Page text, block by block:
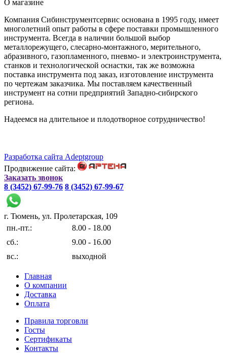
О магазине
Компания Сибинструментсервис основана в 1995 году, имеет
многолетний опыт работы в сфере поставки промышленного
инструмента. Всегда в наличии большой выбор
металлорежущего, слесарно-монтажного, мерительного,
абразивного, газопламенного, пневмо- и электроинструмента,
станков и технологической оснастки, так же возможна
поставка инструмента под заказ, изготовление инструмента
по чертежам заказчика. Мы поставляем качественный
инструмент на сотни предприятий Западно-сибирского
региона.
Надеемся на длительное и плодотворное сотрудничество!
Разработка сайта Adeptgroup
Продвижение сайта:
Заказать звонок
8 (3452) 67-99-76 8 (3452) 67-99-67
г. Тюмень, ул. Пролетарская, 109
пн.-пт.:
8.00 - 18.00
сб.:
9.00 - 16.00
вс.:
выходной
Главная
О компании
Доставка
Оплата
Правила торговли
Госты
Сертификаты
Контакты